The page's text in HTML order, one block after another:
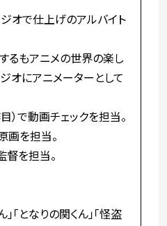
オで仕上げのアルバイト
るもアニメの世界の楽し
オにアニメーターとして
）で動画チェックを担当。
画を担当。
督を担当。
」「となりの関くん」「怪盗